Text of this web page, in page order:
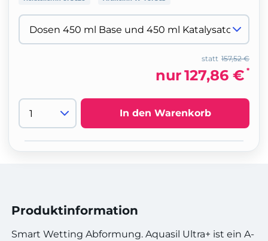
157,52 €
statt
nur127,86 € *
In den Warenkorb
Produktinformation
Smart Wetting Abformung. Aquasil Ultra+ ist ein A-